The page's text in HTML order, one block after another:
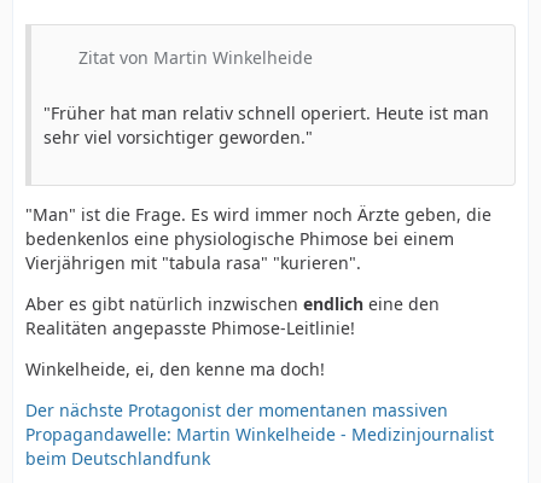
Zitat von Martin Winkelheide
"Früher hat man relativ schnell operiert. Heute ist man
sehr viel vorsichtiger geworden."
"Man" ist die Frage. Es wird immer noch Ärzte geben, die
bedenkenlos eine physiologische Phimose bei einem
Vierjährigen mit "tabula rasa" "kurieren".
Aber es gibt natürlich inzwischen endlich eine den
Realitäten angepasste Phimose-Leitlinie!
Winkelheide, ei, den kenne ma doch!
Der nächste Protagonist der momentanen massiven
Propagandawelle: Martin Winkelheide - Medizinjournalist
beim Deutschlandfunk